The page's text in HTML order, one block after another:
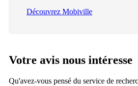
Découvrez Mobiville
Votre avis nous intéresse
Qu'avez-vous pensé du service de